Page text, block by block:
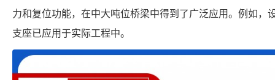
力和复位功能，在中大吨位桥梁中得到了广泛应用。例如，
支座已应用于实际工程中。